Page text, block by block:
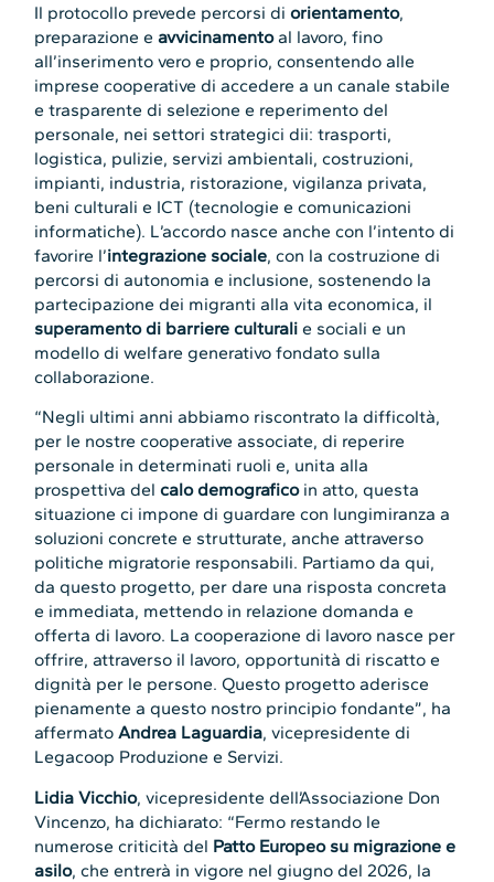
Il protocollo prevede percorsi diorientamento,
preparazione eavvicinamentoal lavoro, fino
all’inserimento vero e proprio, consentendo alle
imprese cooperative di accedere a un canale stabile
e trasparente di selezione e reperimento del
personale, nei settori strategici dii: trasporti,
logistica, pulizie, servizi ambientali, costruzioni,
impianti, industria, ristorazione, vigilanza privata,
beni culturali e ICT (tecnologie e comunicazioni
informatiche). L’accordo nasce anche con l’intento di
favorire l’integrazione sociale, con la costruzione di
percorsi di autonomia e inclusione, sostenendo la
partecipazione dei migranti alla vita economica, il
superamento di barriere culturali e sociali e un
modello di welfare generativo fondato sulla
collaborazione.
“Negli ultimi anni abbiamo riscontrato la difficoltà,
per le nostre cooperative associate, di reperire
personale in determinati ruoli e, unita alla
prospettiva delcalo demograficoin atto, questa
situazione ci impone di guardare con lungimiranza a
soluzioni concrete e strutturate, anche attraverso
politiche migratorie responsabili. Partiamo da qui,
da questo progetto, per dare una risposta concreta
e immediata, mettendo in relazione domanda e
offerta di lavoro. La cooperazione di lavoro nasce per
offrire, attraverso il lavoro, opportunità di riscatto e
dignità per le persone. Questo progetto aderisce
pienamente a questo nostro principio fondante”, ha
affermato Andrea Laguardia, vicepresidente di
Legacoop Produzione e Servizi.
Lidia Vicchio, vicepresidente dell’Associazione Don
Vincenzo, ha dichiarato: “Fermo restando le
numerose criticità del Patto Europeo su migrazione e
asilo, che entrerà in vigore nel giugno del 2026, la